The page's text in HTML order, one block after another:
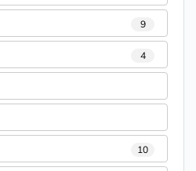
9
4
10